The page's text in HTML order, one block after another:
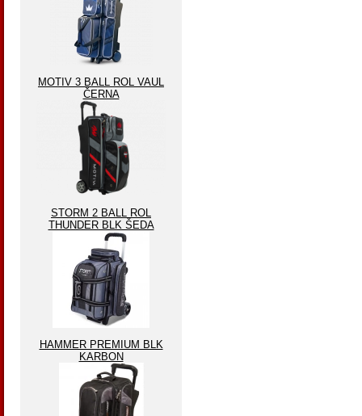
MOTIV 3 BALL ROL VAUL
ČERNA
STORM 2 BALL ROL
THUNDER BLK ŠEDA
HAMMER PREMIUM BLK
KARBON